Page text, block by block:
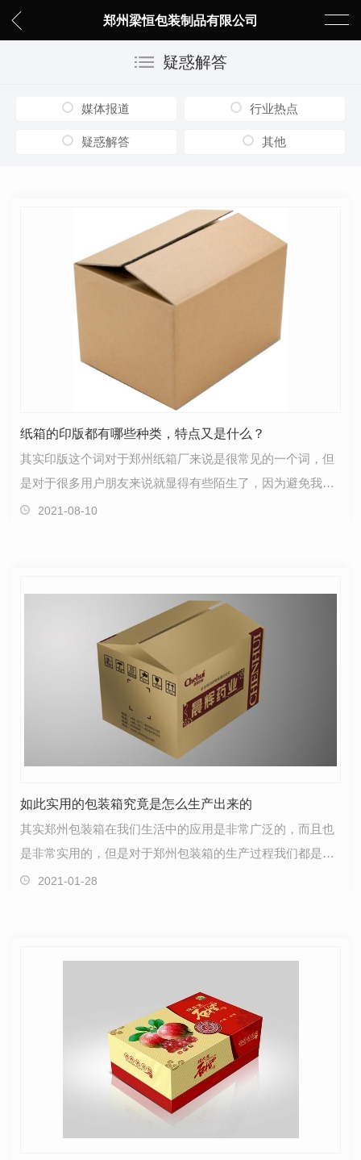
郑州梁恒包装制品有限公司
疑惑解答
媒体报道 行业热点
疑惑解答 其他
纸箱的印版都有哪些种类，特点又是什么？
其实印版这个词对于郑州纸箱厂来说是很常见的一个词，但
是对于很多用户朋友来说就显得有些陌生了，因为避免我们
不太接触这些东西，所以理解起来有些难度，其实印版…
2021-08-10
如此实用的包装箱究竟是怎么生产出来的
其实郑州包装箱在我们生活中的应用是非常广泛的，而且也
是非常实用的，但是对于郑州包装箱的生产过程我们都是不
太了解的，所以**郑州包装箱厂家就为大家讲述下关于…
2021-01-28